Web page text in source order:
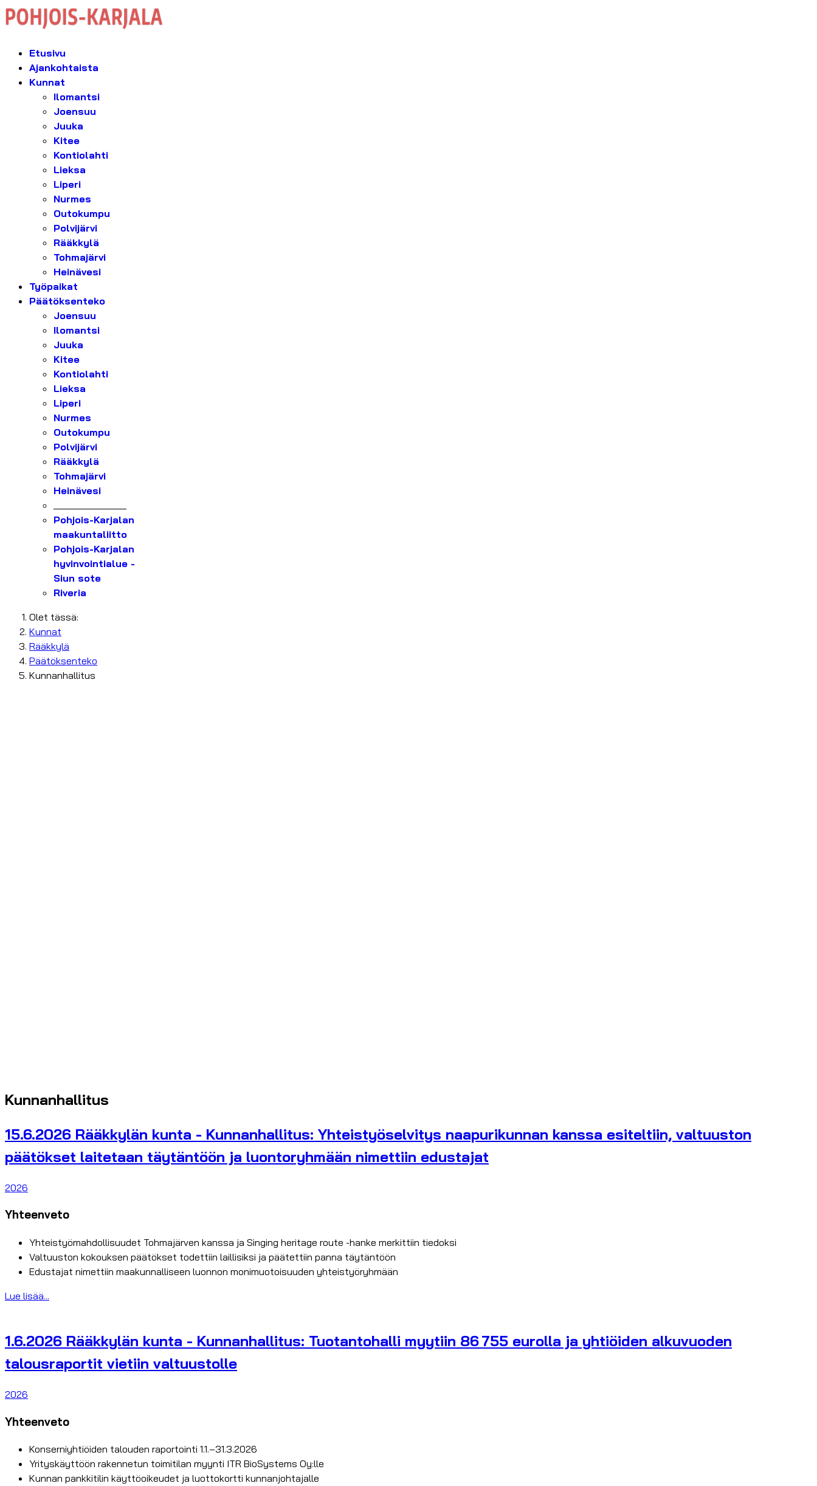
Etusivu
Ajankohtaista
Kunnat
Ilomantsi
Joensuu
Juuka
Kitee
Kontiolahti
Lieksa
Liperi
Nurmes
Outokumpu
Polvijärvi
Rääkkylä
Tohmajärvi
Heinävesi
Työpaikat
Päätöksenteko
Joensuu
Ilomantsi
Juuka
Kitee
Kontiolahti
Lieksa
Liperi
Nurmes
Outokumpu
Polvijärvi
Rääkkylä
Tohmajärvi
Heinävesi
Pohjois-Karjalan
maakuntaliitto
Pohjois-Karjalan
hyvinvointialue -
Siun sote
Riveria
Olet tässä:
Kunnat
Rääkkylä
Päätöksenteko
Kunnanhallitus
Kunnanhallitus
15.6.2026 Rääkkylän kunta - Kunnanhallitus: Yhteistyöselvitys naapurikunnan kanssa esiteltiin, valtuuston
päätökset laitetaan täytäntöön ja luontoryhmään nimettiin edustajat
2026
Yhteenveto
Yhteistyömahdollisuudet Tohmajärven kanssa ja Singing heritage route -hanke merkittiin tiedoksi
Valtuuston kokouksen päätökset todettiin laillisiksi ja päätettiin panna täytäntöön
Edustajat nimettiin maakunnalliseen luonnon monimuotoisuuden yhteistyöryhmään
Lue lisää...
1.6.2026 Rääkkylän kunta - Kunnanhallitus: Tuotantohalli myytiin 86 755 eurolla ja yhtiöiden alkuvuoden
talousraportit vietiin valtuustolle
2026
Yhteenveto
Konserniyhtiöiden talouden raportointi 1.1.–31.3.2026
Yrityskäyttöön rakennetun toimitilan myynti ITR BioSystems Oy:lle
Kunnan pankkitilin käyttöoikeudet ja luottokortti kunnanjohtajalle